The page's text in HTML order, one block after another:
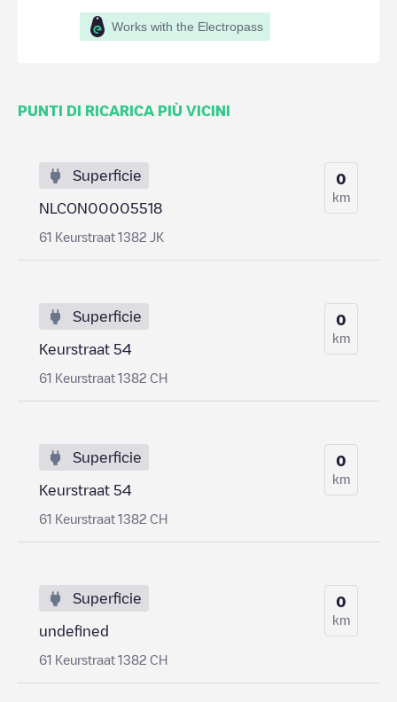
Works with the Electropass
PUNTI DI RICARICA PIÙ VICINI
Superficie
NLCON00005518
61 Keurstraat 1382 JK
0
km
Superficie
Keurstraat 54
61 Keurstraat 1382 CH
0
km
Superficie
Keurstraat 54
61 Keurstraat 1382 CH
0
km
Superficie
undefined
61 Keurstraat 1382 CH
0
km